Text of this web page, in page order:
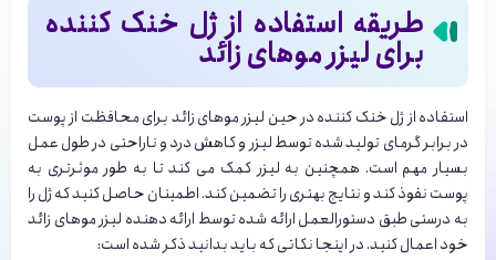
طریقه استفاده از ژل خنک کننده
برای لیزر موهای زائد
استفاده از ژل خنک کننده در حین لیزر موهای زائد برای محافظت از پوست
در برابر گرمای تولید شده توسط لیزر و کاهش درد و ناراحتی در طول عمل
بسیار مهم است. همچنین به لیزر کمک می کند تا به طور موثرتری به
پوست نفوذ کند و نتایج بهتری را تضمین کند. اطمینان حاصل کنید که ژل را
به درستی طبق دستورالعمل ارائه شده توسط ارائه دهنده لیزر موهای زائد
خود اعمال کنید. در اینجا نکاتی که باید بدانید ذکر شده است: